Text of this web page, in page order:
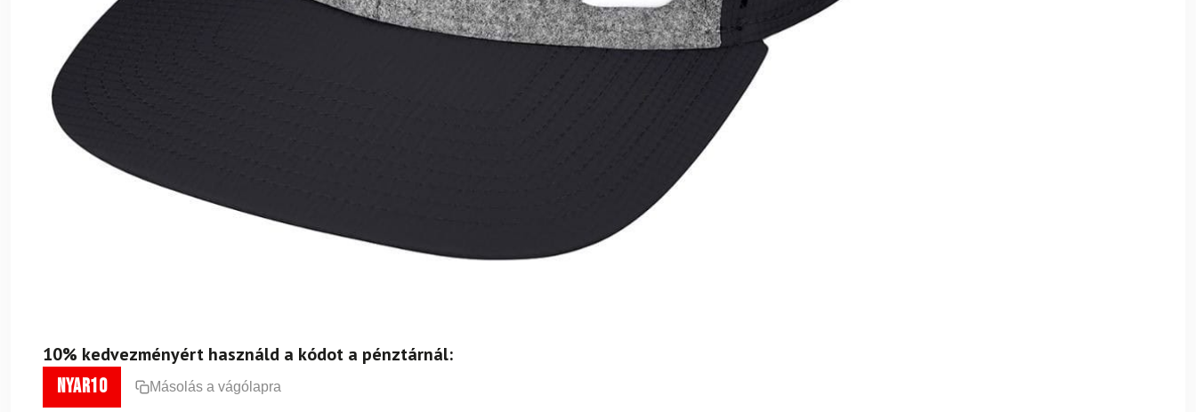
10% kedvezményért használd a kódot a pénztárnál:
nyar10 Másolás a vágólapra